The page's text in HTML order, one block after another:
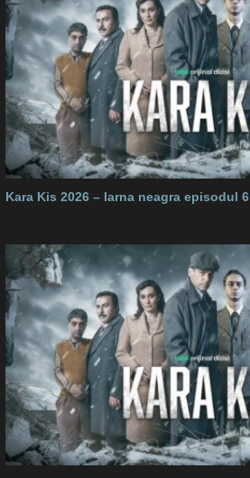
Kara Kis 2026 – Iarna neagra episodul 6